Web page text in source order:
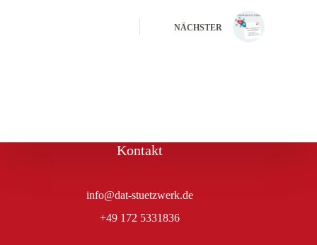
NÄCHSTER
Kontakt
info@dat-stuetzwerk.de
+49 172 5331836